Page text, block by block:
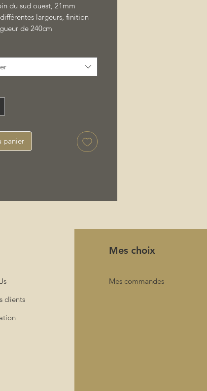
du sud ouest, 21mm
largeurs, finition
de 240cm
panier
clients
Mes choix
Mes commandes